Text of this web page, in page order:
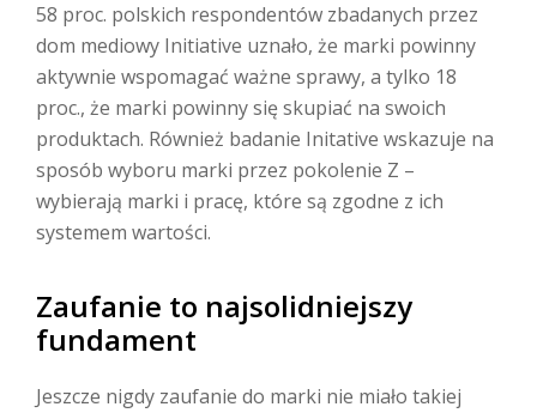
58 proc. polskich respondentów zbadanych przez
dom mediowy Initiative uznało, że marki powinny
aktywnie wspomagać ważne sprawy, a tylko 18
proc., że marki powinny się skupiać na swoich
produktach. Również badanie Initative wskazuje na
sposób wyboru marki przez pokolenie Z –
wybierają marki i pracę, które są zgodne z ich
systemem wartości.
Zaufanie to najsolidniejszy
fundament
Jeszcze nigdy zaufanie do marki nie miało takiej